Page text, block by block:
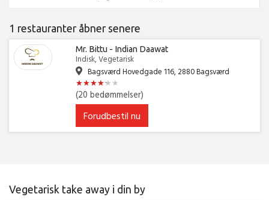
1 restauranter åbner senere
Mr. Bittu - Indian Daawat
Indisk, Vegetarisk
Bagsværd Hovedgade 116, 2880 Bagsværd
★★★★★★
★★★★★★
(20 bedømmelser)
Forudbestil nu
Vegetarisk take away i din by